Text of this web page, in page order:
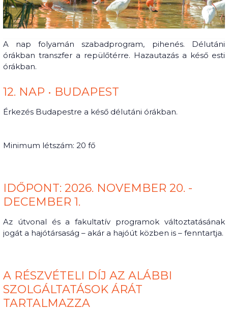
A nap folyamán szabadprogram, pihenés. Délutáni
órákban transzfer a repülőtérre. Hazautazás a késő esti
órákban.
12. NAP • BUDAPEST
Érkezés Budapestre a késő délutáni órákban.
Minimum létszám: 20 fő
IDŐPONT: 2026. NOVEMBER 20. -
DECEMBER 1.
Az útvonal és a fakultatív programok változtatásának
jogát a hajótársaság – akár a hajóút közben is – fenntartja.
A RÉSZVÉTELI DÍJ AZ ALÁBBI
SZOLGÁLTATÁSOK ÁRÁT
TARTALMAZZA